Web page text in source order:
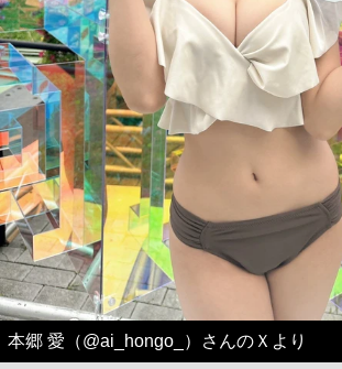
本郷 愛（@ai_hongo_）さんのＸより